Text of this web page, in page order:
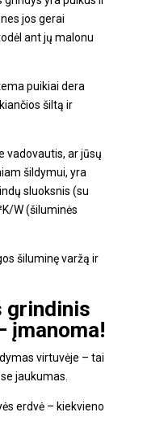
jos gerai
ant jų malonu
puikiai dera
šiltą ir
vadovautis, ar jūsų
šildymui, yra
sluoksnis (su
W (šiluminės
šiluminę varžą ir
grindinis
įmanoma!
virtuvėje – tai
jaukumas.
erdvė – kiekvieno